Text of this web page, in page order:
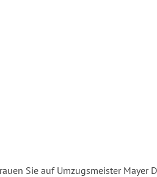
Sie auf Umzugsmeister Mayer